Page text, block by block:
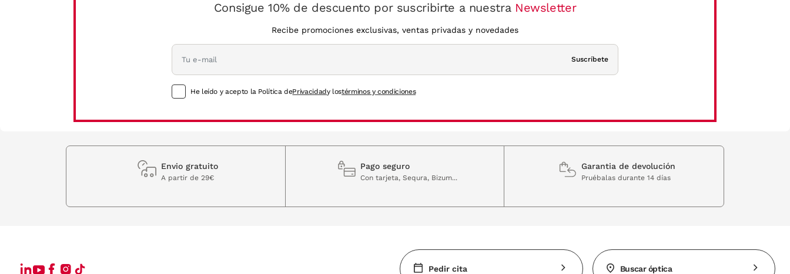
Consigue 10% de descuento por suscribirte a nuestra Newsletter
Recibe promociones exclusivas, ventas privadas y novedades
Suscríbete
He leído y acepto la Política dePrivacidady lostérminos y condiciones
Envio gratuito
A partir de 29€
Pago seguro
Con tarjeta, Sequra, Bizum...
Garantia de devolución
Pruébalas durante 14 días
Pedir cita Buscar óptica